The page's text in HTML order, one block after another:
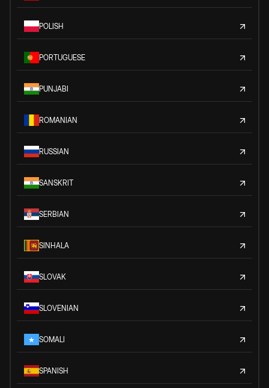
POLISH
PORTUGUESE
PUNJABI
ROMANIAN
RUSSIAN
SANSKRIT
SERBIAN
SINHALA
SLOVAK
SLOVENIAN
SOMALI
SPANISH